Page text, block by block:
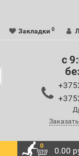
Закладки 0
c
0
0.00